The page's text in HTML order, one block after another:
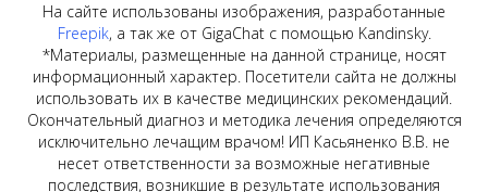
На сайте использованы изображения, разработанные
Freepik, а так же от GigaChat с помощью Kandinsky.
*Материалы, размещенные на данной странице, носят
информационный характер. Посетители сайта не должны
использовать их в качестве медицинских рекомендаций.
Окончательный диагноз и методика лечения определяются
исключительно лечащим врачом! ИП Касьяненко В.В. не
несет ответственности за возможные негативные
последствия, возникшие в результате использования